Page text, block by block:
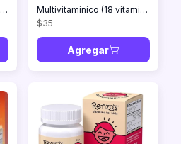
VITAMINA C LIPOSOMAL 500MG (60 cápsulas)
Multivitaminico (18 vitaminas) 60 tabletas masticables
$35
Agregar